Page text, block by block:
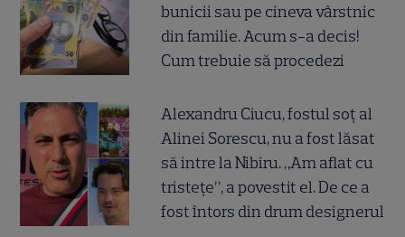
bunicii sau pe cineva vârstnic
din familie. Acum s-a decis!
Cum trebuie să procedezi
Alexandru Ciucu, fostul soț al
Alinei Sorescu, nu a fost lăsat
să intre la Nibiru. „Am aflat cu
tristețe”, a povestit el. De ce a
fost întors din drum designerul